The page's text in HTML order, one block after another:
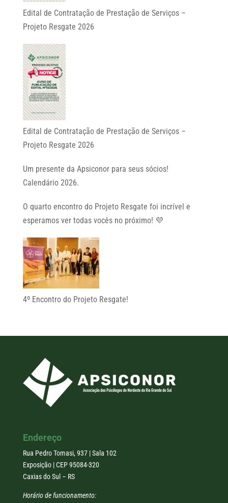
Edital de Contratação de Prestação de Serviços –
Projeto Resgate 2026
Edital de Contratação de Prestação de Serviços –
Projeto Resgate 2026
Um presente da Apsiconor para seus sócios!
Calendário 2026.
O quarto encontro do Projeto Resgate foi incrível e
esperamos ver todas vocês no próximo! 💜
4º Encontro do Projeto Resgate!
Endereço
Rua Pedro Tomasi, 937 | Sala 102
Exposição | CEP 95084-320
Caxias do Sul – RS
Horário de funcionamento: